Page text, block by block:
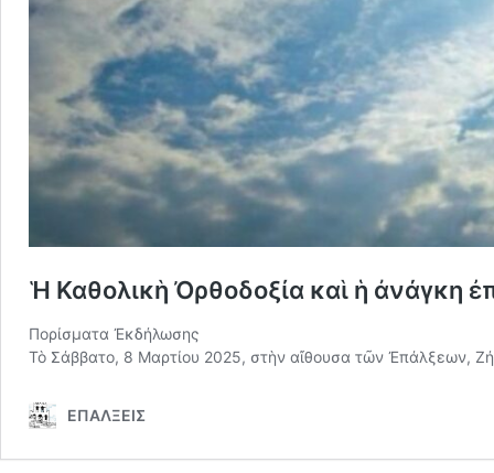
Ἡ Καθολικὴ Ὀρθοδοξία καὶ ἡ ἀνάγκη
Πορίσματα Ἐκδήλωσης
Τὸ Σάββατο, 8 Μαρτίου 2025, στὴν αἴθουσα τῶν Ἐπάλξεων,
ΕΠΑΛΞΕΙΣ